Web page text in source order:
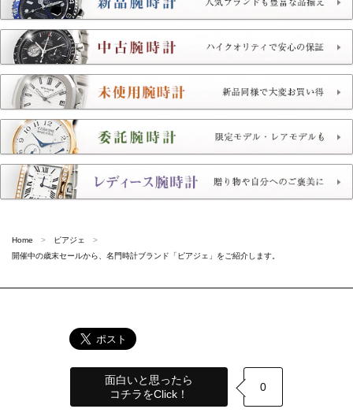
Home
ピアジェ
開催中の歳末セールから、名門時計ブランド「ピアジェ」をご紹介します。
面白いと思ったら
コチラをClick！
0